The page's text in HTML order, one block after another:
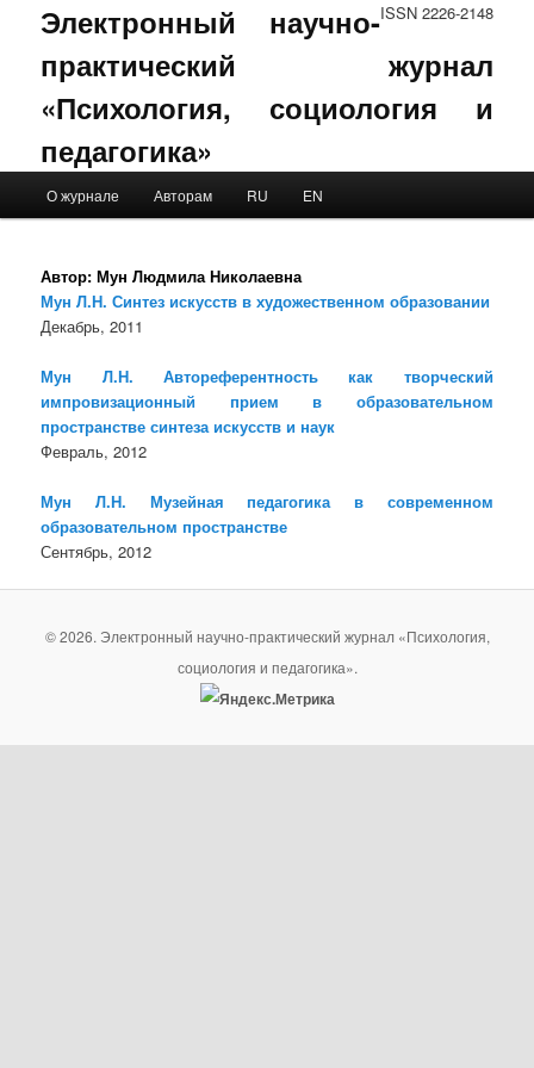
ISSN 2226-2148
Электронный научно-
практический журнал
«Психология, социология и
педагогика»
Skip to primary content
Skip to secondary content
О журнале Авторам RU EN
Автор: Мун Людмила Николаевна
Мун Л.Н. Синтез искусств в художественном образовании
Декабрь, 2011
Мун Л.Н. Автореферентность как творческий
импровизационный прием в образовательном
пространстве синтеза искусств и наук
Февраль, 2012
Мун Л.Н. Музейная педагогика в современном
образовательном пространстве
Сентябрь, 2012
© 2026. Электронный научно-практический журнал «Психология,
социология и педагогика».